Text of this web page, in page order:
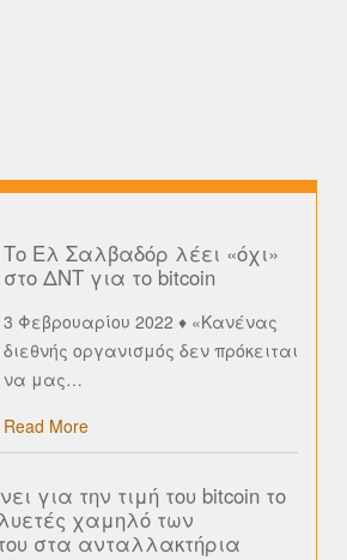
Το Ελ Σαλβαδόρ λέει «όχι»
στο ΔΝΤ για το bitcoin
3 Φεβρουαρίου 2022 ♦ «Κανένας
διεθνής οργανισμός δεν πρόκειται
να μας…
Read More
για την τιμή του bitcoin το
χαμηλό των
στα ανταλλακτήρια